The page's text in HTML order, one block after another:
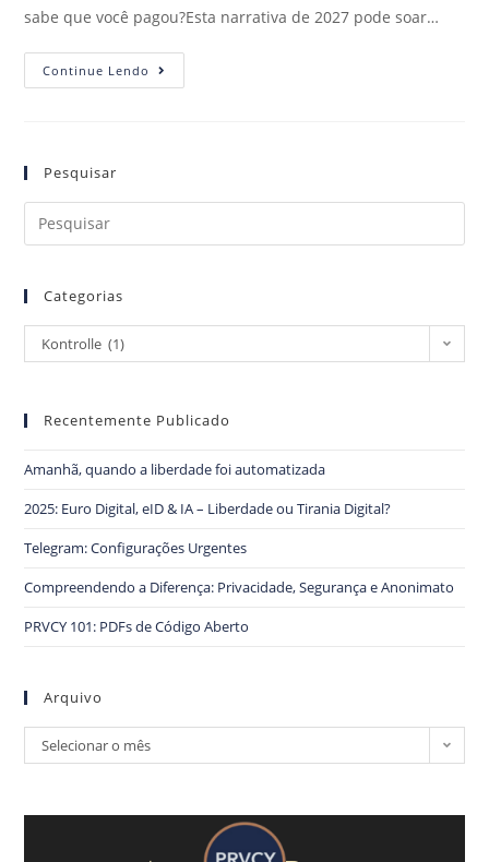
sabe que você pagou?Esta narrativa de 2027 pode soar…
Continue Lendo
Pesquisar
Categorias
Kontrolle (1)
Recentemente Publicado
Amanhã, quando a liberdade foi automatizada
2025: Euro Digital, eID & IA – Liberdade ou Tirania Digital?
Telegram: Configurações Urgentes
Compreendendo a Diferença: Privacidade, Segurança e Anonimato
PRVCY 101: PDFs de Código Aberto
Arquivo
Selecionar o mês